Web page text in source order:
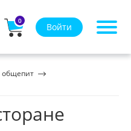
0
Войти
общепит